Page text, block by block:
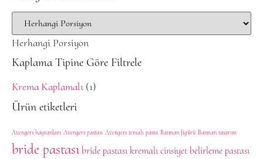
Herhangi Porsiyon
Kaplama Tipine Göre Filtrele
Krema Kaplamalı (1)
Ürün etiketleri
Avengers hayranları Avengers pastası Avengers temalı pasta Batman figürü Batman tasarım
bride pastası bride pastası kremalı cinsiyet belirleme pastası